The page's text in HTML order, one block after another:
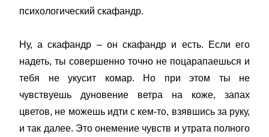
психологический скафандр.
Ну, а скафандр – он скафандр и есть. Если его
надеть, ты совершенно точно не поцарапаешься и
тебя не укусит комар. Но при этом ты не
чувствуешь дуновение ветра на коже, запах
цветов, не можешь идти с кем-то, взявшись за руку,
и так далее. Это онемение чувств и утрата полного